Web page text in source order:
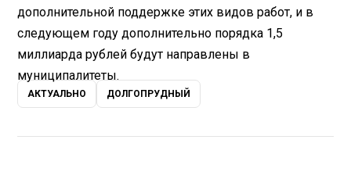
дополнительной поддержке этих видов работ, и в
следующем году дополнительно порядка 1,5
миллиарда рублей будут направлены в
муниципалитеты.
АКТУАЛЬНО ДОЛГОПРУДНЫЙ